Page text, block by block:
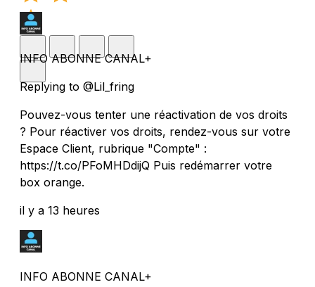
INFO ABONNE CANAL+
Replying to @Lil_fring
Pouvez-vous tenter une réactivation de vos droits
? Pour réactiver vos droits, rendez-vous sur votre
Espace Client, rubrique "Compte" :
https://t.co/PFoMHDdijQ Puis redémarrer votre
box orange.
il y a 13 heures
INFO ABONNE CANAL+